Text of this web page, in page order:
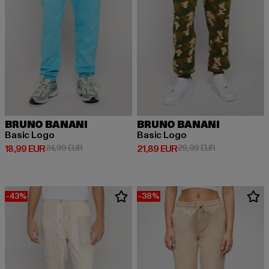
BRUNO BANANI
Basic Logo
18,99 EUR
Derzeitiger Preis: 18,99 EUR
24,99 EURAktionspreis: 24,99 EUR
BRUNO BANANI
Basic Logo
21,89 EUR
Derzeitiger Preis: 21,89 EUR
29,99 EURAktionspreis:
-43% -38%